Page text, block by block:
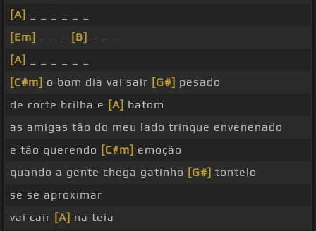
[A]
[Em]
[B]
[A]
[C#m] o bom dia vai sair [G#] pesado
de corte brilha e [A] batom
as amigas tão do meu lado trinque envenenado
e tão querendo [C#m] emoção
quando a gente chega gatinho [G#] tontelo
se se aproximar
vai cair [A] na teia